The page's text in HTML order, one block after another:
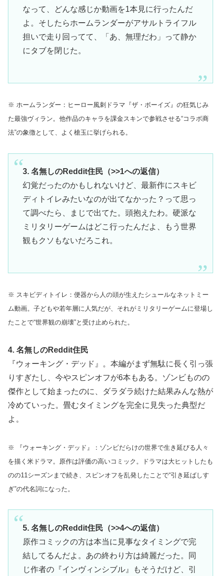
なって、どんな感じか動画を1本見に行ったんだ
よ。そしたらホームランダーがアサルトライフル
担いで走り回ってて、「あ、無理だわ」って静か
にタブを閉じた。
※ ホームランダー：ヒーロー風刺ドラマ『ザ・ボーイズ』の狂気じみ
た最強ヴィラン。他作品のキャラを課金スキンで参戦させる“コラボ商
法”の象徴として、よく槍玉に挙げられる。
3. 名無しのReddit住民（>>1への返信）
幻覚だったのかもしれないけど、最新作にスキビ
ディトイレみたいなのが出てなかった？って思っ
て調べたら、まじで出てた。頭抱えたわ。硬派な
ミリタリーゲームはどこ行ったんだよ、もう世界
観もクソもないだろこれ。
※ スキビディトイレ：便器から人の頭が生えたシュールなネットミー
ム動画。子どもや若年層に人気だが、それがミリタリーゲームに登場し
たことで“世界観の崩壊”と受け止められた。
4. 名無しのReddit住民
『ウォーキング・デッド』。本編がまず無駄に長く引っ張
りすぎたし、今やスピンオフが6本もある。ゾンビものの
傑作として始まったのに、ダラダラ続けた結果みんな熱が
冷めていった。畳むタイミングを完全に見失った典型だ
よ。
※ 『ウォーキング・デッド』：ゾンビだらけの世界で生き延びる人々
を描く米ドラマ。原作は評価の高いコミック。ドラマは大ヒットしたも
のの11シーズンまで続き、スピンオフを乱発したことで“引き延ばしす
ぎ”の代名詞になった。
5. 名無しのReddit住民（>>4への返信）
原作コミックの方は本当に見事なタイミングで完
結してるんだよ。あの終わり方は綺麗だった。同
じ作者の『インヴィンシブル』もそうだけど、引